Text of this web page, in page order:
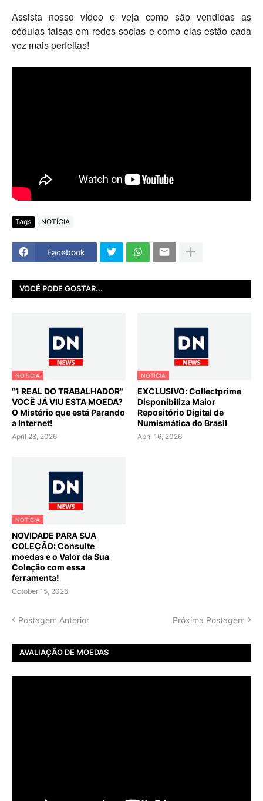
Assista nosso vídeo e veja como são vendidas as
cédulas falsas em redes socias e como elas estão cada
vez mais perfeitas!
Tags NOTÍCIA
Facebook
VOCÊ PODE GOSTAR...
NOTÍCIA
"1 REAL DO TRABALHADOR"
VOCÊ JÁ VIU ESTA MOEDA?
O Mistério que está Parando
a Internet!
April 28, 2026
NOTÍCIA
EXCLUSIVO: Collectprime
Disponibiliza Maior
Repositório Digital de
Numismática do Brasil
April 16, 2026
NOTÍCIA
NOVIDADE PARA SUA
COLEÇÃO: Consulte
moedas e o Valor da Sua
Coleção com essa
ferramenta!
October 15, 2025
Postagem Anterior Próxima Postagem
AVALIAÇÃO DE MOEDAS